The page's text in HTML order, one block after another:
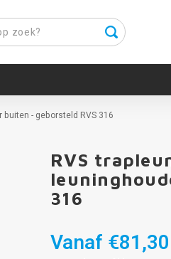
- geborsteld RVS 316
RVS
316
Vanaf €81,30